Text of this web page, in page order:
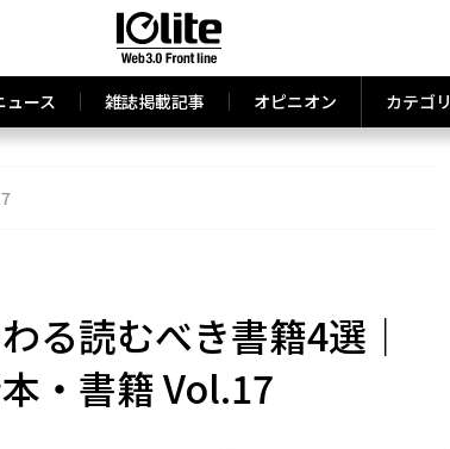
ュース 雑誌掲載記事 オピニオン カテゴリ
る読むべき書籍4選｜
・書籍 Vol.17